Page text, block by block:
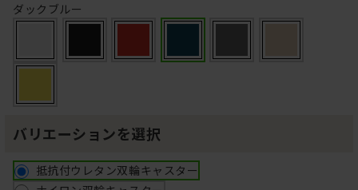
ダックブルー
バリエーションを選択
抵抗付ウレタン双輪キャスター